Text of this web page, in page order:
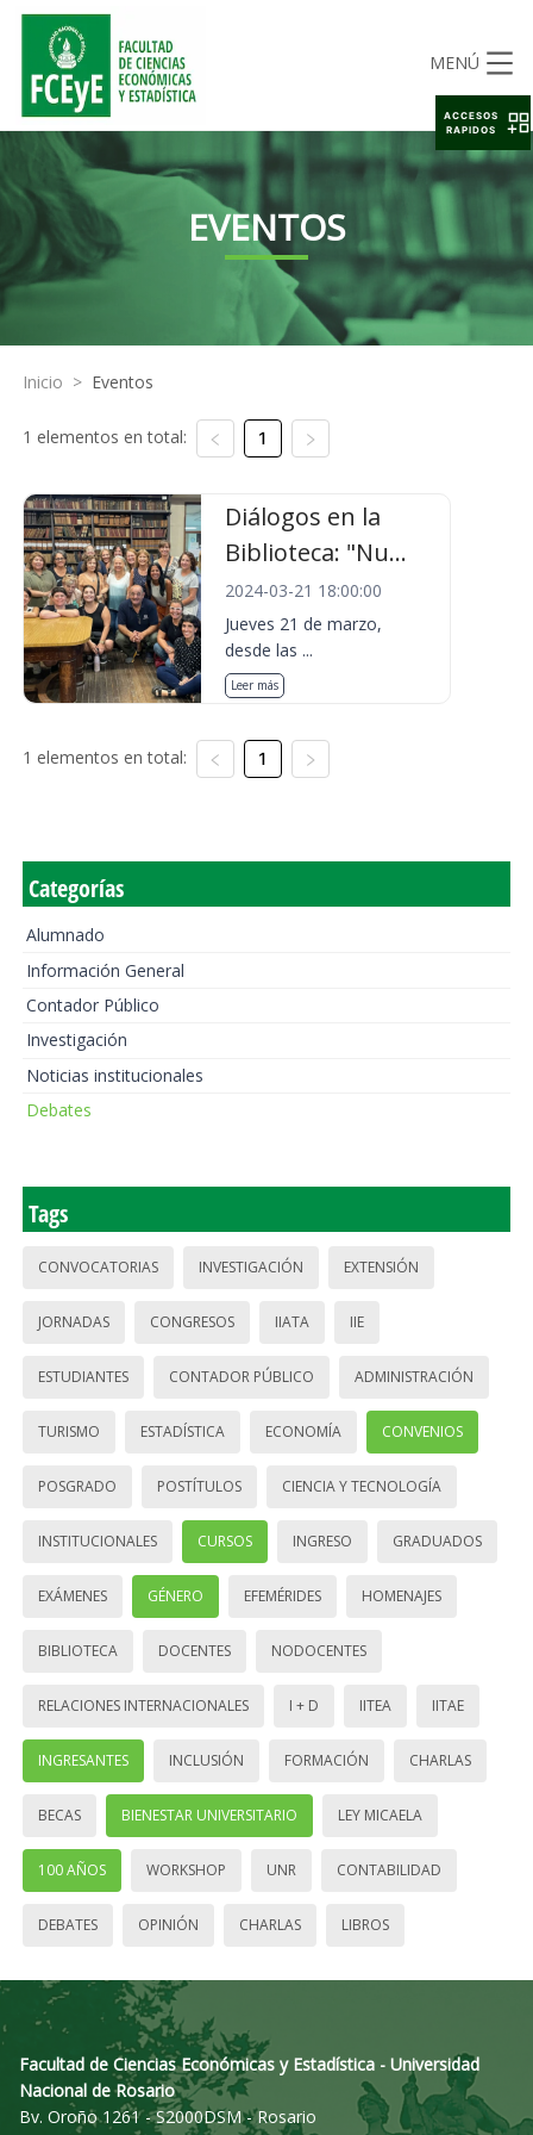
MENÚ
EVENTOS
Inicio > Eventos
1 elementos en total: 1
Diálogos en la
Biblioteca: "Nu...
2024-03-21 18:00:00
Jueves 21 de marzo,
desde las ...
Leer más
1 elementos en total: 1
Categorías
Alumnado
Información General
Contador Público
Investigación
Noticias institucionales
Debates
Tags
CONVOCATORIAS INVESTIGACIÓN EXTENSIÓN
JORNADAS CONGRESOS IIATA IIE
ESTUDIANTES CONTADOR PÚBLICO ADMINISTRACIÓN
TURISMO ESTADÍSTICA ECONOMÍA CONVENIOS
POSGRADO POSTÍTULOS CIENCIA Y TECNOLOGÍA
INSTITUCIONALES CURSOS INGRESO GRADUADOS
EXÁMENES GÉNERO EFEMÉRIDES HOMENAJES
BIBLIOTECA DOCENTES NODOCENTES
RELACIONES INTERNACIONALES I + D IITEA IITAE
INGRESANTES INCLUSIÓN FORMACIÓN CHARLAS
BECAS BIENESTAR UNIVERSITARIO LEY MICAELA
100 AÑOS WORKSHOP UNR CONTABILIDAD
DEBATES OPINIÓN CHARLAS LIBROS
Facultad de Ciencias Económicas y Estadística - Universidad
Nacional de Rosario
Bv. Oroño 1261 - S2000DSM - Rosario
ACCESOS
RAPIDOS